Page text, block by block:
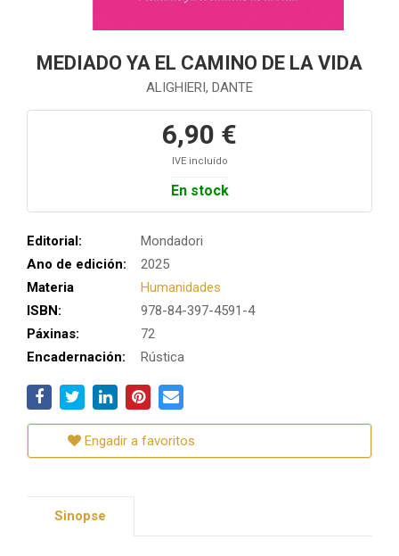
MEDIADO YA EL CAMINO DE LA VIDA
ALIGHIERI, DANTE
6,90 €
IVE incluído
En stock
Editorial:
Mondadori
Ano de edición:
2025
Materia
Humanidades
ISBN:
978-84-397-4591-4
Páxinas:
72
Encadernación:
Rústica
Engadir a favoritos
Sinopse